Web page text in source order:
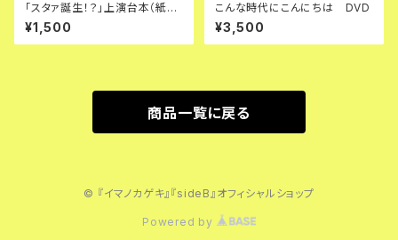
「スタァ誕生！？」上演台本（紙冊
子）
¥1,500
こんな時代にこんにちは DVD
¥3,500
商品一覧に戻る
© 『イマノカゲキ』『sideB』オフィシャルショップ
Powered by